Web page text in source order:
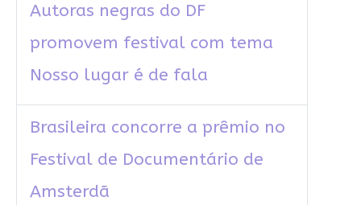
Autoras negras do DF
promovem festival com tema
Nosso lugar é de fala
Brasileira concorre a prêmio no
Festival de Documentário de
Amsterdã